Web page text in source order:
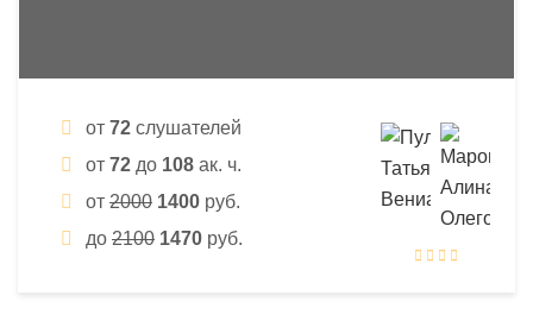
от 72 слушателей
от 72 до 108 ак. ч.
от 2000 1400 руб.
до 2100 1470 руб.